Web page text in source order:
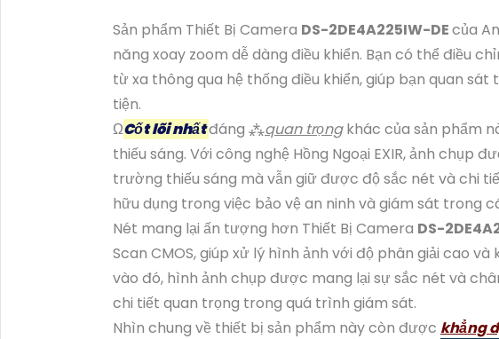
Sản phẩm Thiết Bị Camera DS-2DE4A225IW-DEcủa
năng xoay zoom dễ dàng điều khiển. Bạn có thể điều
từ xa thông qua hệ thống điều khiển, giúp bạn quan
tiện.
ΩCốt lõi nhấtđáng ⁂quan trọngkhác của sản phẩm
thiếu sáng. Với công nghệ Hồng Ngoại EXIR, ảnh chụp
trường thiếu sáng mà vẫn giữ được độ sắc nét và chi
hữu dụng trong việc bảo vệ an ninh và giám sát trong
Nét mang lại ấn tượng hơn Thiết Bị Camera DS-
Scan CMOS, giúp xử lý hình ảnh với độ phân giải cao
vào đó, hình ảnh chụp được mang lại sự sắc nét và
chi tiết quan trọng trong quá trình giám sát.
Nhìn chung về thiết bị sản phẩm này còn được khẳng